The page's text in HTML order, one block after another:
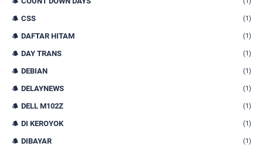
CSS (1)
DAFTAR HITAM (1)
DAY TRANS (1)
DEBIAN (1)
DELAYNEWS (1)
DELL M102Z (1)
DI KEROYOK (1)
DIBAYAR (1)